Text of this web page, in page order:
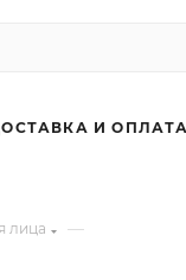
И ОПЛАТА
лица —